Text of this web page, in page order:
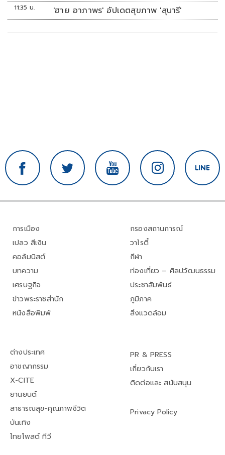
11:35 น. 'ฮาย อาภาพร' อัปเดตสุขภาพ 'สุนารี'
การเมือง
เปลว สีเงิน
คอลัมนิสต์
บทความ
เศรษฐกิจ
ข่าวพระราชสำนัก
หนังสือพิมพ์
กรองสถานการณ์
วาไรตี้
กีฬา
ท่องเที่ยว – ศิลปวัฒนธรรม
ประชาสัมพันธ์
ภูมิภาค
สิ่งแวดล้อม
ต่างประเทศ
อาชญากรรม
X-CITE
ยานยนต์
สาธารณสุข-คุณภาพชีวิต
บันเทิง
ไทยโพสต์ ทีวี
PR & PRESS
เกี่ยวกับเรา
ติดต่อและ สนับสนุน
Privacy Policy